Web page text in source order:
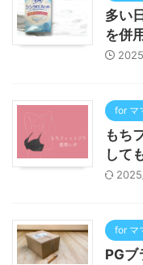
多い
を併
for マ
もち
して
for マ
PGブ